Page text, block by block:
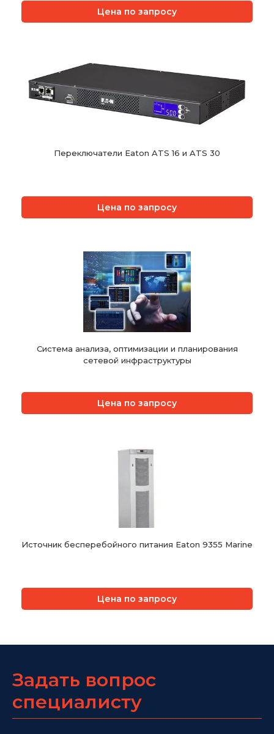
Цена по запросу
Переключатели Eaton ATS 16 и ATS 30
Цена по запросу
Система анализа, оптимизации и планирования
сетевой инфраструктуры
Цена по запросу
Источник бесперебойного питания Eaton 9355 Marine
Цена по запросу
Задать вопрос
специалисту